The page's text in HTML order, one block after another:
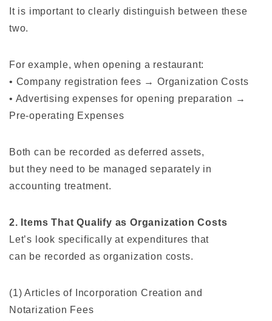
It is important to clearly distinguish between these
two.
For example, when opening a restaurant:
• Company registration fees → Organization Costs
• Advertising expenses for opening preparation →
Pre-operating Expenses
Both can be recorded as deferred assets,
but they need to be managed separately in
accounting treatment.
2. Items That Qualify as Organization Costs
Let’s look specifically at expenditures that
can be recorded as organization costs.
(1) Articles of Incorporation Creation and
Notarization Fees